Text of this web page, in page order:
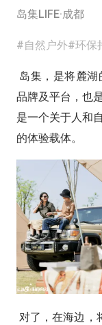
岛集LIFE·成都
#自然户外#环保
岛集，是将麓
品牌及平台，也
是一个关于人和
的体验载体。
对了，在海边，